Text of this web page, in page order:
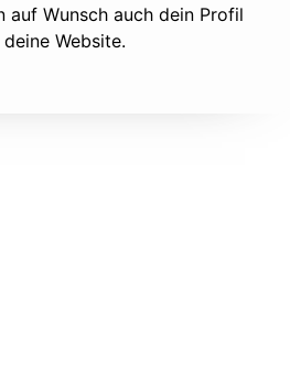
auf Wunsch auch dein Profil
Website.